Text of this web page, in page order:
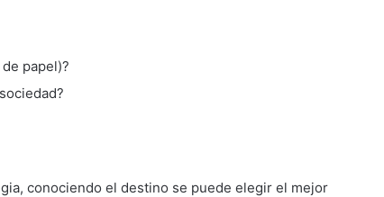
papel)?
conociendo el destino se puede elegir el mejor